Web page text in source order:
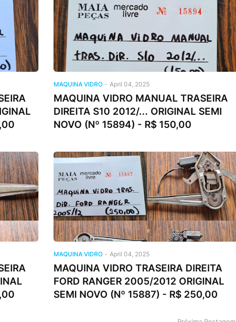
MAQUINA VIDRO - April 04, 2025
MAQUINA VIDRO MANUAL TRASEIRA
DIREITA S10 2012/... ORIGINAL SEMI
NOVO (Nº 15894) - R$ 150,00
MAQUINA VIDRO - April 04, 2025
MAQUINA VIDRO TRASEIRA DIREITA
FORD RANGER 2005/2012 ORIGINAL
SEMI NOVO (Nº 15887) - R$ 250,00